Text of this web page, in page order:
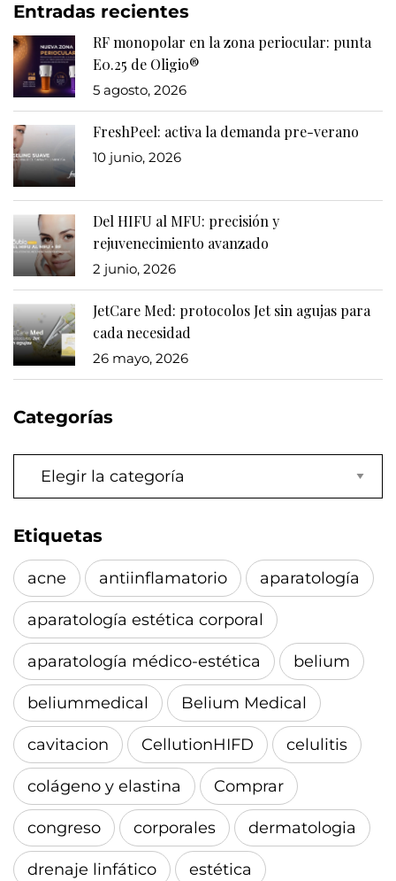
Entradas recientes
RF monopolar en la zona periocular: punta
E0.25 de Oligio®
5 agosto, 2026
FreshPeel: activa la demanda pre-verano
10 junio, 2026
Del HIFU al MFU: precisión y
rejuvenecimiento avanzado
2 junio, 2026
JetCare Med: protocolos Jet sin agujas para
cada necesidad
26 mayo, 2026
Categorías
Categorías
Etiquetas
acne antiinflamatorio aparatología
aparatología estética corporal
aparatología médico-estética belium
beliummedical Belium Medical
cavitacion CellutionHIFD celulitis
colágeno y elastina Comprar
congreso corporales dermatologia
drenaje linfático estética